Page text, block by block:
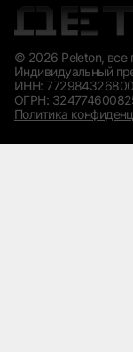
© 2026 Peleton,
Индивидуальный
ИНН: 772984326800
ОГРН:
Политика